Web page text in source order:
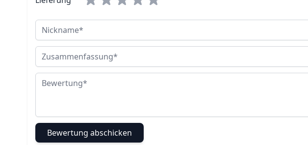
Nickname
Zusammenfassung
Bewertung
Bewertung abschicken